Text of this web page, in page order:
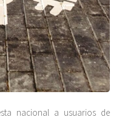
nacional a usuarios de